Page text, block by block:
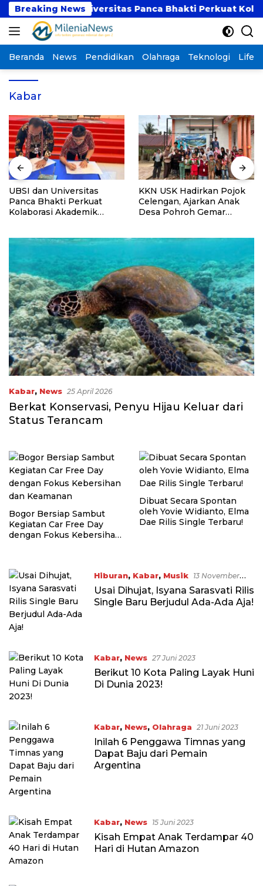
Langsung
ke
konten
Breaking News
UBSI dan Universitas Panca Bhakti Perkuat
Beranda News Pendidikan Olahraga Teknologi
Kabar
UBSI dan Universitas
Panca Bhakti Perkuat
Kolaborasi Akademik
KKN USK Hadirkan Pojok
Celengan, Ajarkan Anak
Desa Pohroh Gemar
Kabar, News 25 April 2026
Berkat Konservasi, Penyu Hijau Keluar dari
Status Terancam
Bogor Bersiap Sambut
Kegiatan Car Free Day
dengan Fokus Kebersihan
Dibuat Secara Spontan
oleh Yovie Widianto, Elma
Dae Rilis Single Terbaru!
Hiburan, Kabar, Musik
13 November
2023
Usai Dihujat, Isyana Sarasvati Rilis
Single Baru Berjudul Ada-Ada Aja!
Kabar, News 27 Juni 2023
Berikut 10 Kota Paling Layak Huni
Di Dunia 2023!
Kabar, News, Olahraga 21 Juni 2023
Inilah 6 Penggawa Timnas yang
Dapat Baju dari Pemain
Argentina
Kabar, News 15 Juni 2023
Kisah Empat Anak Terdampar 40
Hari di Hutan Amazon